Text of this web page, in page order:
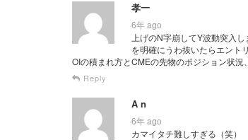
孝一
6年 ago
上げのN字崩してY波動突入
を明確にうわ抜いたらエント
OIの積まれ方とCMEの先物のポジション状況
Reply
A n
6年 ago
カマイタチ難しすぎる（笑）